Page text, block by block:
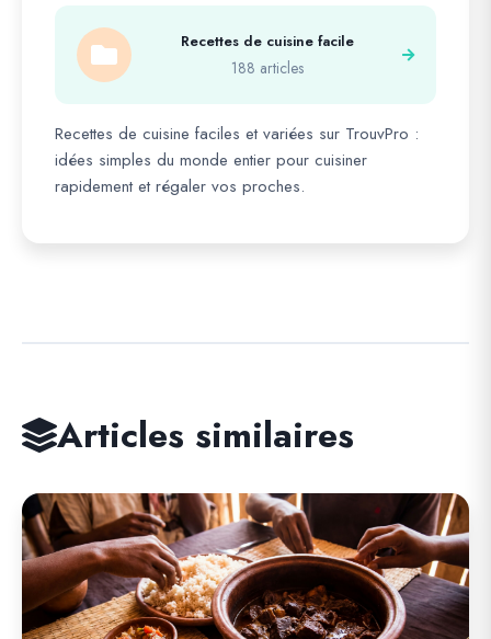
Recettes de cuisine facile
188 articles
Recettes de cuisine faciles et variées sur TrouvPro :
idées simples du monde entier pour cuisiner
rapidement et régaler vos proches.
Articles similaires